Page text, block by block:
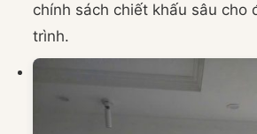
chính sách chiết khấu sâu cho
trình.